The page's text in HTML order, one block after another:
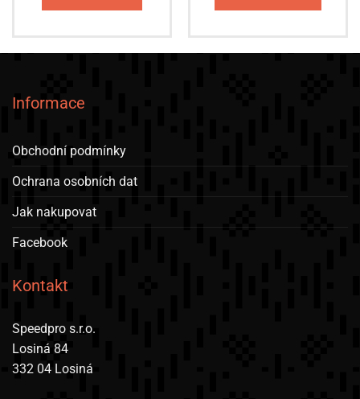
má
na
stránce
produktu
Informace
Obchodní podmínky
Ochrana osobních dat
Jak nakupovat
Facebook
Kontakt
Speedpro s.r.o.
Losiná 84
332 04 Losiná